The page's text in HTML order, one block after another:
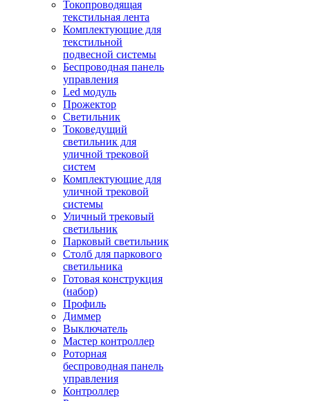
Токопроводящая
текстильная лента
Комплектующие для
текстильной
подвесной системы
Беспроводная панель
управления
Led модуль
Прожектор
Светильник
Токоведущий
светильник для
уличной трековой
систем
Комплектующие для
уличной трековой
системы
Уличный трековый
светильник
Парковый светильник
Столб для паркового
светильника
Готовая конструкция
(набор)
Профиль
Диммер
Выключатель
Мастер контроллер
Роторная
беспроводная панель
управления
Контроллер